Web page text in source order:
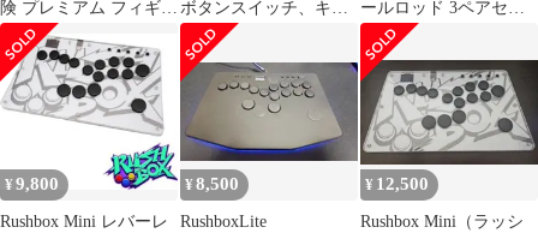
険 プレミアム フィギュ
ア アバント ストラッシ
ュ
ボタンスイッチ、キャ
ップ換装済み 他スイ
ッチ有り
ールロッド 3ペアセッ
ト まつげパーマ用
¥ 9,800
Rushbox Mini レバーレ
¥8,500
RushboxLite
¥ 12,500
Rushbox Mini（ラッシ